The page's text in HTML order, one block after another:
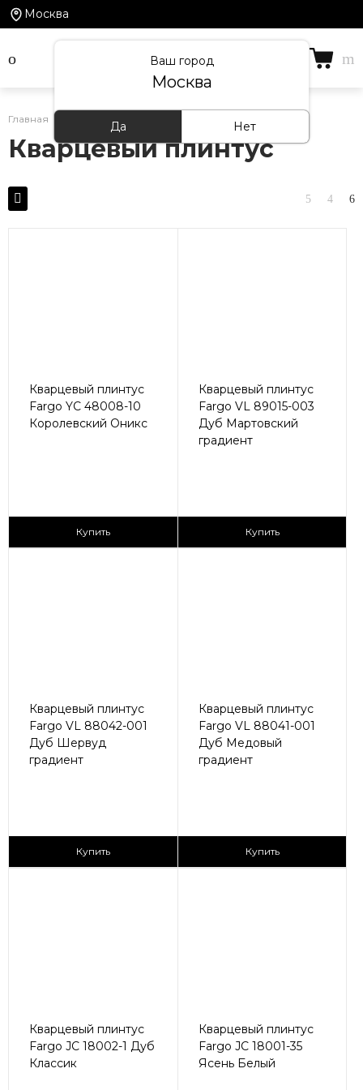
Москва
Ваш город
Москва
Да Нет
Главная Каталог товаров Кварцевый плинтус
Кварцевый плинтус
Кварцевый плинтус
Fargo YC 48008-10
Королевский Оникс
Купить
Кварцевый плинтус
Fargo VL 89015-003
Дуб Мартовский
градиент
Купить
Кварцевый плинтус
Fargo VL 88042-001
Дуб Шервуд
градиент
Купить
Кварцевый плинтус
Fargo VL 88041-001
Дуб Медовый
градиент
Купить
Кварцевый плинтус
Fargo JC 18002-1 Дуб
Классик
Кварцевый плинтус
Fargo JC 18001-35
Ясень Белый